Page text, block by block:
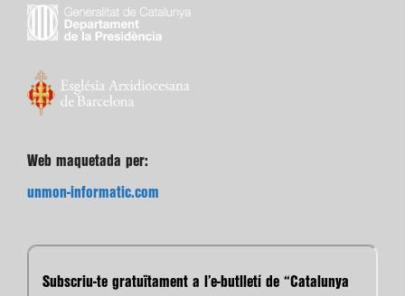
Web maquetada per:
unmon-informatic.com
Subscriu-te gratuïtament a l’e-butlletí de “Catalunya